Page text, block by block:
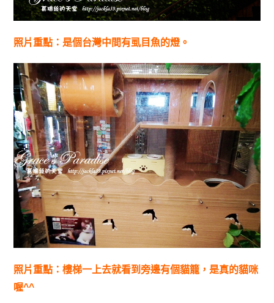
照片重點：是個台灣中間有虱目魚的燈。
照片重點：樓梯一上去就看到旁邊有個貓籠，是真的貓咪
喔^^